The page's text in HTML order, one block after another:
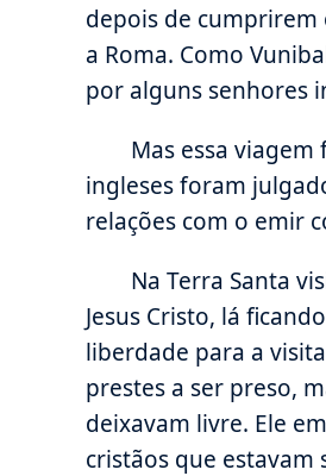
depois de
a Roma. Como
por alguns senhores
Mas essa
ingleses foram
relações com o emir
Na Terra Santa
Jesus Cristo, lá
liberdade para a
prestes a ser preso,
deixavam livre. Ele
cristãos que